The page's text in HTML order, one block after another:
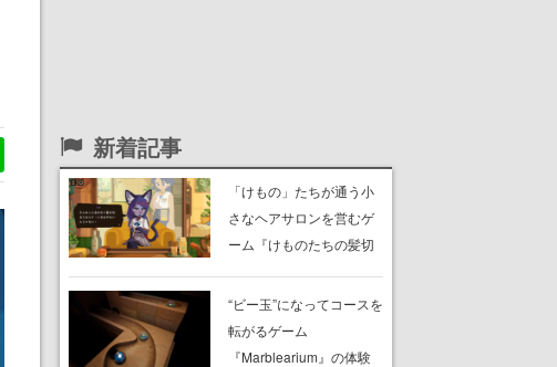
新着記事
「けもの」たちが通う小
さなヘアサロンを営むゲ
ーム『けものたちの髪切
始。悩みを持ったお客様
と会話を交わし“本当に望
んでる髪型”を見つけ出す
“ビー玉”になってコースを
転がるゲーム
『Marblearium』の体験